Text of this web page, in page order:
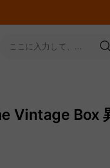
ここに入力して、
Vintage Box